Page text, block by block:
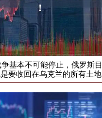
基本不可能停止，俄罗斯
要收回在乌克兰的所有土地